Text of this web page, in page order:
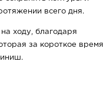
всего дня.
ходу, благодаря
за короткое время